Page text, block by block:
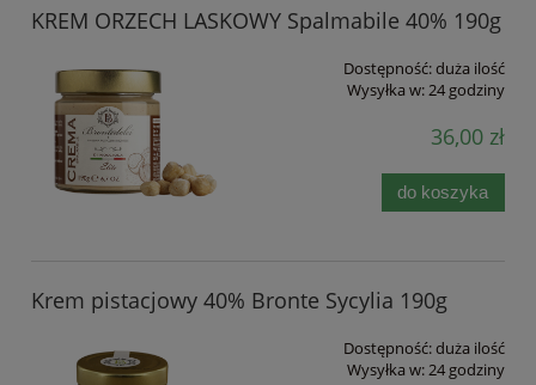
KREM ORZECH LASKOWY Spalmabile 40% 190g
Dostępność:duża ilość
Wysyłka w:24 godziny
36,00 zł
do koszyka
Krem pistacjowy 40% Bronte Sycylia 190g
Dostępność:duża ilość
Wysyłka w:24 godziny